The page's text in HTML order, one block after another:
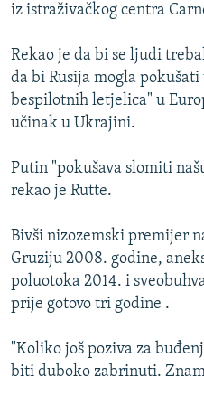
iz istraživačkog centra
Rekao je da bi se ljudi
da bi Rusija mogla
bespilotnih letjelica" u
učinak u Ukrajini.
Putin "pokušava slomiti
rekao je Rutte.
Bivši nizozemski premijer
Gruziju 2008. godine,
poluotoka 2014. i
prije gotovo tri godine .
"Koliko još poziva za
biti duboko zabrinuti.